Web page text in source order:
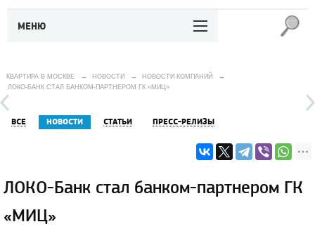
МЕНЮ
КВАРТИРА В МОСКВЕ → НОВОСТИ → НОВОСТИ КОМПАНИЙ
→
ЛОКО-БАНК СТАЛ БАНКОМ-ПАРТНЕРОМ ГК «МИЦ»
ВСЕ НОВОСТИ СТАТЬИ ПРЕСС-РЕЛИЗЫ
ЛОКО-Банк стал банком-партнером ГК
«МИЦ»